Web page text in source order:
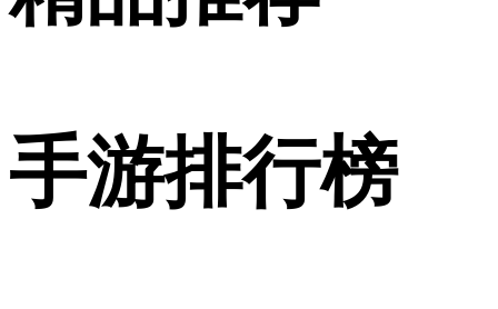
手游排行榜